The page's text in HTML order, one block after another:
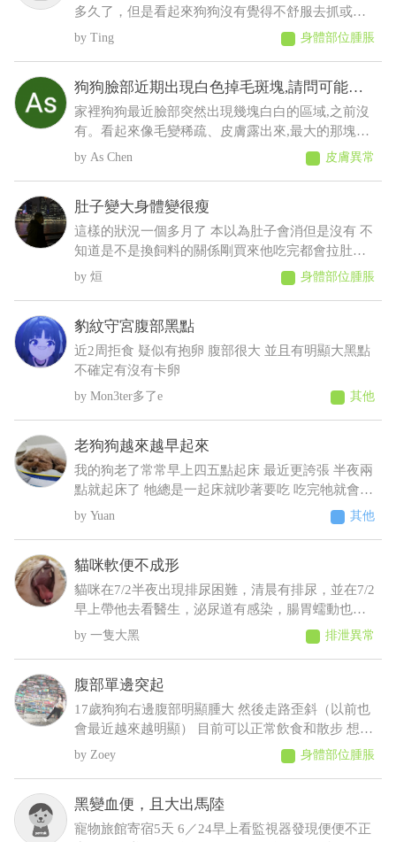
多久了，但是看起來狗狗沒有覺得不舒服去抓或流
眼淚等等之類的，想請問這是什麼？會不會影響眼
Ting 身體部位腫脹
狗狗臉部近期出現白色掉毛斑塊,請問可能是
什麼原因
家裡狗狗最近臉部突然出現幾塊白白的區域,之前沒
有。看起來像毛變稀疏、皮膚露出來,最大的那塊有
點像有皮屑,但沒有看到流血、 化膿或明顯紅腫。
狗狗目前看起來精神、食慾都正常,也沒有一直抓臉
他皮膚問題?
As Chen 皮膚異常
肚子變大身體變很瘦
這樣的狀況一個多月了 本以為肚子會消但是沒有 不
知道是不是換飼料的關係剛買來他吃完都會拉肚子
後來就少量多餐就比較不會拉了以前飼料都吃很快
現在都吃很慢有時候還沒有吃完 反而人在吃的他都
現在沒長多少出來變很瘦看得到肋骨 請問醫師這是
什麼狀況????????
烜 身體部位腫脹
豹紋守宮腹部黑點
近2周拒食 疑似有抱卵 腹部很大 並且有明顯大黑點
不確定有沒有卡卵
Mon3ter多了e 其他
老狗狗越來越早起來
我的狗老了常常早上四五點起床 最近更誇張 半夜兩
點就起床了 牠總是一起床就吵著要吃 吃完牠就會乖
乖睡回去 不吃牠就一直抓門一直來回踱步 我明明晚
上十點才給牠吃過 增加了散步次數 結果好像更糟
都是罐頭加水或羊奶稀釋給牠才會喝 這樣子可能是
什麼疾病呀 建議要做什麼檢查呢
Yuan 其他
貓咪軟便不成形
貓咪在7/2半夜出現排尿困難，清晨有排尿，並在7/2
早上帶他去看醫生，泌尿道有感染，腸胃蠕動也變
慢，目前在吃消炎藥和胃藥，昨日貓咪排便時軟便
但有成型，而今日排便軟便並未成型，貓咪在前陣
成型的
一隻大黑 排泄異常
腹部單邊突起
17歲狗狗右邊腹部明顯腫大 然後走路歪斜（以前也
會最近越來越明顯） 目前可以正常飲食和散步 想請
問可能會是什麼狀況，謝謝
Zoey 身體部位腫脹
黑變血便，且大出馬陸
寵物旅館寄宿5天 6／24早上看監視器發現便便不正